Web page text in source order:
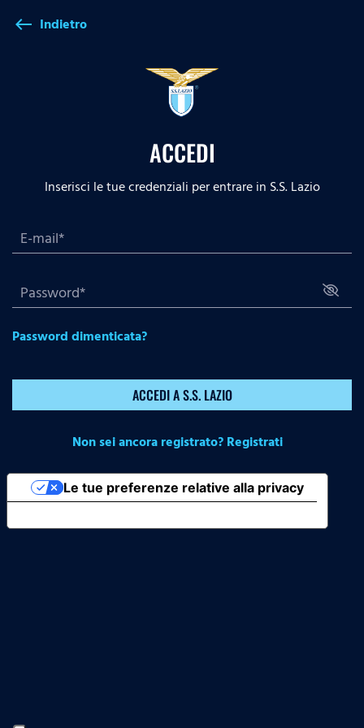
west Indietro
ACCEDI
Inserisci le tue credenziali per entrare in S.S. Lazio
Password dimenticata?
ACCEDI A S.S. LAZIO
Non sei ancora registrato? Registrati
Le tue preferenze relative alla privacy